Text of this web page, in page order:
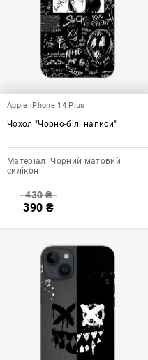
Apple iPhone 14 Plus
Чохол "Чорно-білі написи"
Матеріал: Чорний матовий
силікон
430₴
390 ₴